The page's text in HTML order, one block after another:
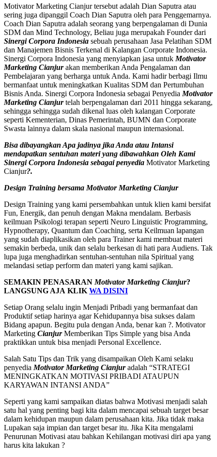
Motivator Marketing Cianjur tersebut adalah Dian Saputra atau
sering juga dipanggil Coach Dian Saputra oleh para Penggemarnya.
Coach Dian Saputra adalah seorang yang berpengalaman di Dunia
SDM dan Mind Technology, Beliau juga merupakah Founder dari
Sinergi Corpora Indonesia sebuah perusahaan Jasa Pelatihan SDM
dan Manajemen Bisnis Terkenal di Kalangan Corporate Indonesia.
Sinergi Corpora Indonesia yang menyiapkan jasa untuk Motivator
Marketing Cianjurakan memberikan Anda Pengalaman dan
Pembelajaran yang berharga untuk Anda. Kami hadir berbagi Ilmu
bermanfaat untuk meningkatkan Kualitas SDM dan Pertumbuhan
Bisnis Anda. Sinergi Corpora Indonesia sebagai Penyedia Motivator
Marketing Cianjurtelah berpengalaman dari 2011 hingga sekarang,
sehingga sehingga sudah dikenal luas oleh kalangan Corporate
seperti Kementerian, Dinas Pemerintah, BUMN dan Corporate
Swasta lainnya dalam skala nasional maupun internasional.
Bisa dibayangkan Apa jadinya jika Anda atau Intansi
mendapatkan sentuhan materi yang dibawahkan Oleh Kami
Sinergi Corpora Indonesia sebagai penyedia Motivator Marketing
Cianjur?.
Design Training bersama Motivator Marketing Cianjur
Design Training yang kami persembahkan untuk klien kami bersifat
Fun, Energik, dan penuh dengan Makna mendalam. Berbasis
keilmuan Psikologi terapan seperti Neuro Linguistic Programming,
Hypnotherapy, Quantum dan Coaching, serta Keilmuan lapangan
yang sudah diaplikasikan oleh para Trainer kami membuat materi
semakin berbeda, unik dan selalu berkesan di hati para Audiens. Tak
lupa juga menghadirkan sentuhan-sentuhan nila Spiritual yang
melandasi setiap perform dan materi yang kami sajikan.
SEMAKIN PENASARAN Motivator Marketing Cianjur?
LANGSUNG AJA KLIK WA DISINI
Setiap Orang selalu ingin Menjadi Pribadi yang bermanfaat dan
Produktif setiap harinya agar Kehidupannya bisa sukses dalam
Bidang apapun. Begitu pula dengan Anda, benar kan ?. Motivator
Marketing CianjurMemberikan Tips Simple yang bisa Anda
praktikkan untuk bisa menjadi Personal Excellence.
Salah Satu Tips dan Trik yang disampaikan Oleh Kami selaku
penyedia Motivator Marketing Cianjuradalah “STRATEGI
MENINGKATKAN MOTIVASI PRIBADI ATAUPUN
KARYAWAN INTANSI ANDA”
Seperti yang kami sampaikan diatas bahwa Motivasi menjadi salah
satu hal yang penting bagi kita dalam mencapai sebuah target besar
dalam kehidupan maupun dalam perusahaan kita. Jika tidak maka
Lupakan saja impian dan target besar itu. Jika Kita mengalami
Penurunan Motivasi atau bahkan Kehilangan motivasi diri apa yang
harus kita lakukan ?